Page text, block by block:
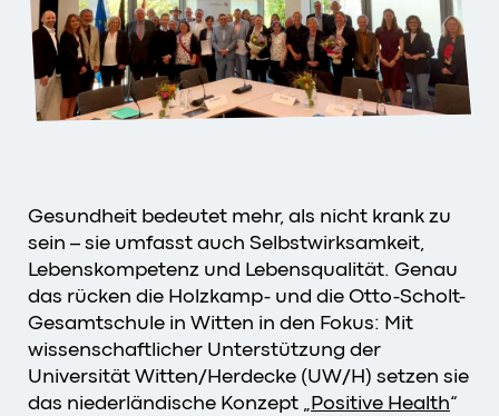
Gesundheit bedeutet mehr, als nicht krank zu
sein – sie umfasst auch Selbstwirksamkeit,
Lebenskompetenz und Lebensqualität. Genau
das rücken die Holzkamp- und die Otto-Scholt-
Gesamtschule in Witten in den Fokus: Mit
wissenschaftlicher Unterstützung der
Universität Witten/Herdecke (UW/H) setzen sie
das niederländische Konzept „ Positive Health“